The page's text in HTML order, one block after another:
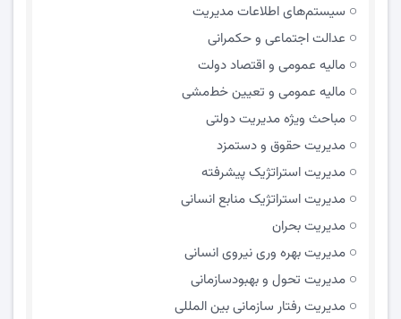
سیستم‌های اطلاعات مدیریت
عدالت اجتماعی و حکمرانی
مالیه عمومی و اقتصاد دولت
مالیه عمومی و تعیین خط‌مشی
مباحث ویژه مدیریت دولتی
مديريت حقوق و دستمزد
مدیریت استراتژیک پیشرفته
مدیریت استراتژیک منابع انسانی
مدیریت بحران
مدیریت بهره وری نیروی انسانی
مدیریت تحول و بهبود‌سازمانی
مدیریت رفتار سازمانی بین المللی